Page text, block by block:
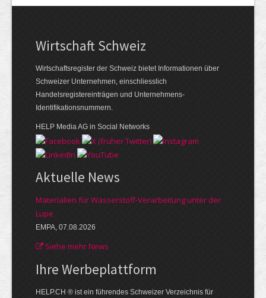
Wirtschaft Schweiz
Wirtschaftsregister der Schweiz bietet Informationen über
Schweizer Unternehmen, einschliesslich
Handelsregistereinträgen und Unternehmens-
Identifikationsnummern.
HELP Media AG in Social Networks
Aktuelle News
Materialien für Wasserstoff-Verarbeitung unter der
Lupe
EMPA, 07.08.2026
Siehe mehr News
Ihre Werbe­plattform
HELP.CH ® ist ein führendes Schweizer Verzeichnis für